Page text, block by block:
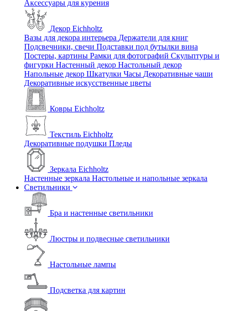
Аксессуары для курения
Декор Eichholtz
Вазы для декора интерьера Держатели для книг
Подсвечники, свечи Подставки под бутылки вина
Постеры, картины Рамки для фотографий Скульптуры и
фигурки Настенный декор Настольный декор
Напольные декор Шкатулки Часы Декоративные чаши
Декоративные искусственные цветы
Ковры Eichholtz
Текстиль Eichholtz
Декоративные подушки Пледы
Зеркала Eichholtz
Настенные зеркала Настольные и напольные зеркала
Светильники
Бра и настенные светильники
Люстры и подвесные светильники
Настольные лампы
Подсветка для картин